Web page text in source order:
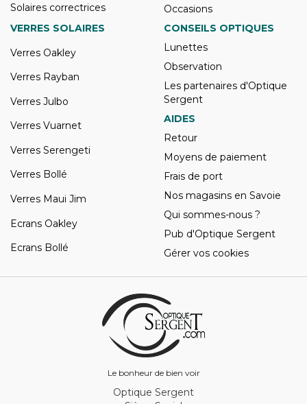
Le bonheur de bien voir
Solaires correctrices
Occasions
VERRES SOLAIRES
Verres Oakley
Verres Rayban
Verres Julbo
Verres Vuarnet
Verres Serengeti
Verres Bollé
Verres Maui Jim
Ecrans Oakley
Ecrans Bollé
CONSEILS OPTIQUES
Lunettes
Observation
Les partenaires d'Optique
Sergent
AIDES
Retour
Moyens de paiement
Frais de port
Nos magasins en Savoie
Qui sommes-nous ?
Pub d'Optique Sergent
Gérer vos cookies
Optique Sergent